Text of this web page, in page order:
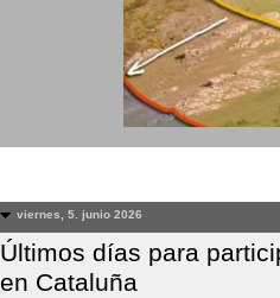
viernes, 5. junio 2026
Últimos días para
en Cataluña